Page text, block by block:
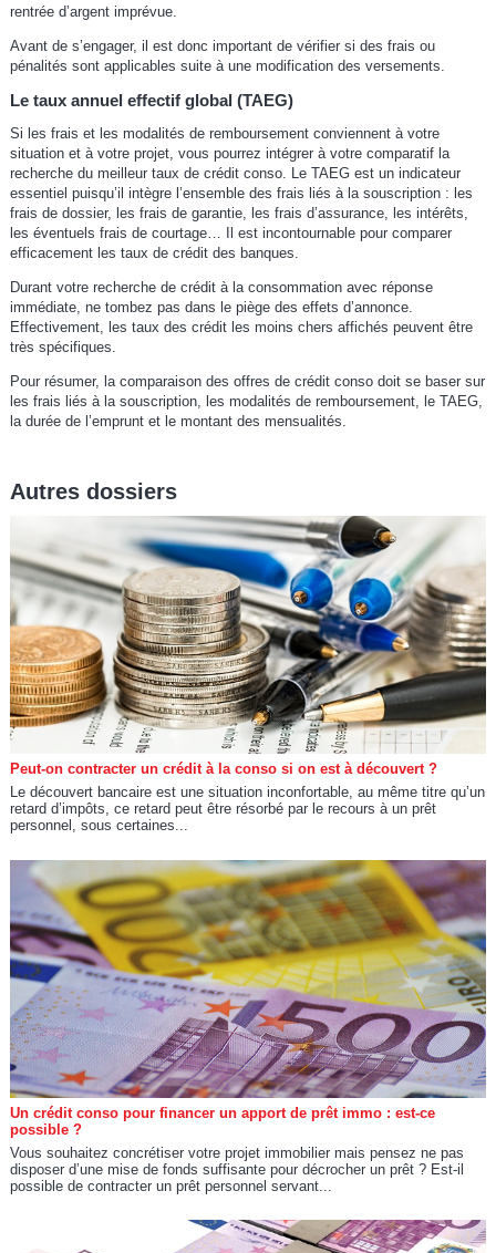
rentrée d’argent imprévue.
Avant de s’engager, il est donc important de vérifier si des frais ou
pénalités sont applicables suite à une modification des versements.
Le taux annuel effectif global (TAEG)
Si les frais et les modalités de remboursement conviennent à votre
situation et à votre projet, vous pourrez intégrer à votre comparatif la
recherche du meilleur taux de crédit conso. Le TAEG est un indicateur
essentiel puisqu’il intègre l’ensemble des frais liés à la souscription : les
frais de dossier, les frais de garantie, les frais d’assurance, les intérêts,
les éventuels frais de courtage… Il est incontournable pour comparer
efficacement les taux de crédit des banques.
Durant votre recherche de crédit à la consommation avec réponse
immédiate, ne tombez pas dans le piège des effets d’annonce.
Effectivement, les taux des crédit les moins chers affichés peuvent être
très spécifiques.
Pour résumer, la comparaison des offres de crédit conso doit se baser sur
les frais liés à la souscription, les modalités de remboursement, le TAEG,
la durée de l’emprunt et le montant des mensualités.
Autres dossiers
Peut-on contracter un crédit à la conso si on est à découvert ?
Le découvert bancaire est une situation inconfortable, au même titre qu’un
retard d’impôts, ce retard peut être résorbé par le recours à un prêt
personnel, sous certaines...
Un crédit conso pour financer un apport de prêt immo : est-ce
possible ?
Vous souhaitez concrétiser votre projet immobilier mais pensez ne pas
disposer d’une mise de fonds suffisante pour décrocher un prêt ? Est-il
possible de contracter un prêt personnel servant...